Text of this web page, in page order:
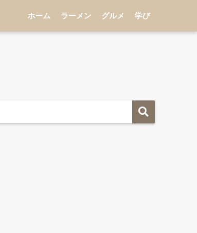
ホーム ラーメン グルメ 学び